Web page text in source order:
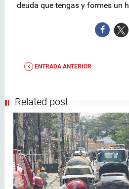
deuda que tengas y formes un
ENTRADA ANTERIOR
Related post